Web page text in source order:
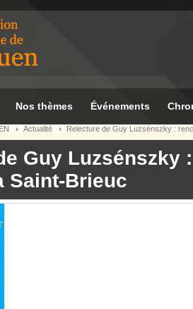
Nos thèmes Événements
Actualité Relecture de Guy Luzsénszky :
Guy Luzsénszky
Saint-Brieuc